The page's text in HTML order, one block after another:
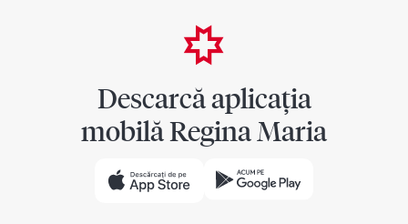
Descarcă aplicația
mobilă Regina Maria